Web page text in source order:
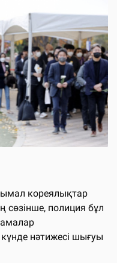
кореялықтар
сөзінше, полиция бұл
нәтижесі шығуы